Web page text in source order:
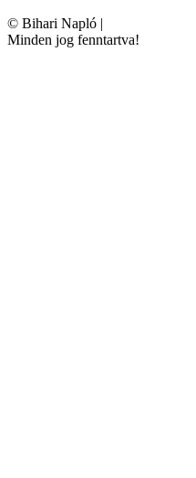
© Bihari Napló |
Minden jog fenntartva!